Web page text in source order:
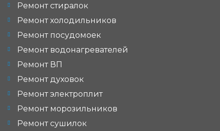
Ремонт стиралок
Ремонт холодильников
Ремонт посудомоек
Ремонт водонагревателей
Ремонт ВП
Ремонт духовок
Ремонт электроплит
Ремонт морозильников
Ремонт сушилок